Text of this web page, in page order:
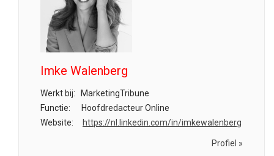
Imke Walenberg
Werkt bij:
MarketingTribune
Functie:
Hoofdredacteur Online
Website:
https://nl.linkedin.com/in/imkewalenberg
Profiel »